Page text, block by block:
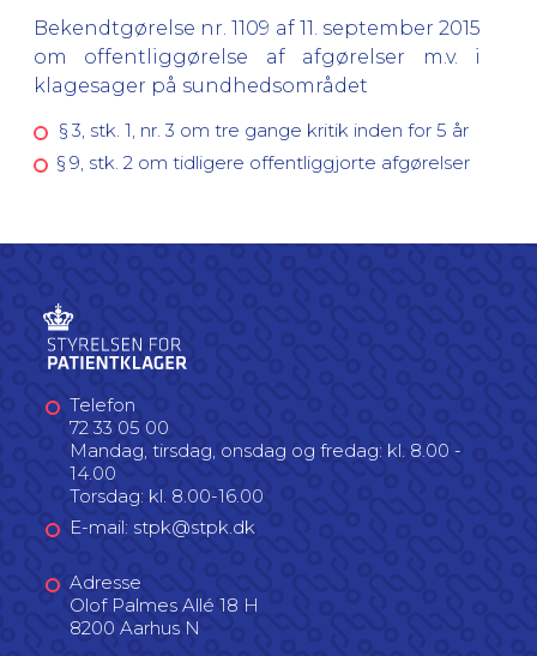
Bekendtgørelse nr. 1109 af 11. september 2015
om offentliggørelse af afgørelser m.v. i
klagesager på sundhedsområdet
§ 3, stk. 1, nr. 3 om tre gange kritik inden for 5 år
§ 9, stk. 2 om tidligere offentliggjorte afgørelser
Telefon
72 33 05 00
Mandag, tirsdag, onsdag og fredag: kl. 8.00 -
14.00
Torsdag: kl. 8.00-16.00
E-mail: stpk@stpk.dk
Adresse
Olof Palmes Allé 18 H
8200 Aarhus N